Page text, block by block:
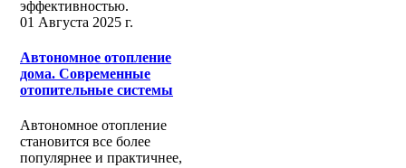
эффективностью.
01 Августа 2025 г.
Автономное отопление
дома. Современные
отопительные системы
Автономное отопление
становится все более
популярнее и практичнее,